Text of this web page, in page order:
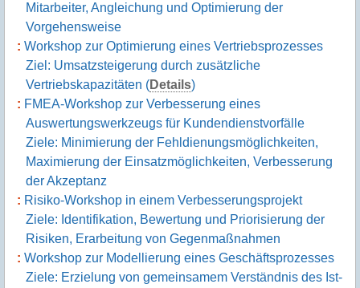
Mitarbeiter, Angleichung und Optimierung der
Vorgehensweise
Workshop zur Optimierung eines Vertriebsprozesses
Ziel: Umsatzsteigerung durch zusätzliche
Vertriebskapazitäten (Details)
FMEA-Workshop zur Verbesserung eines
Auswertungswerkzeugs für Kundendienstvorfälle
Ziele: Minimierung der Fehldienungsmöglichkeiten,
Maximierung der Einsatzmöglichkeiten, Verbesserung
der Akzeptanz
Risiko-Workshop in einem Verbesserungsprojekt
Ziele: Identifikation, Bewertung und Priorisierung der
Risiken, Erarbeitung von Gegenmaßnahmen
Workshop zur Modellierung eines Geschäftsprozesses
Ziele: Erzielung von gemeinsamem Verständnis des Ist-